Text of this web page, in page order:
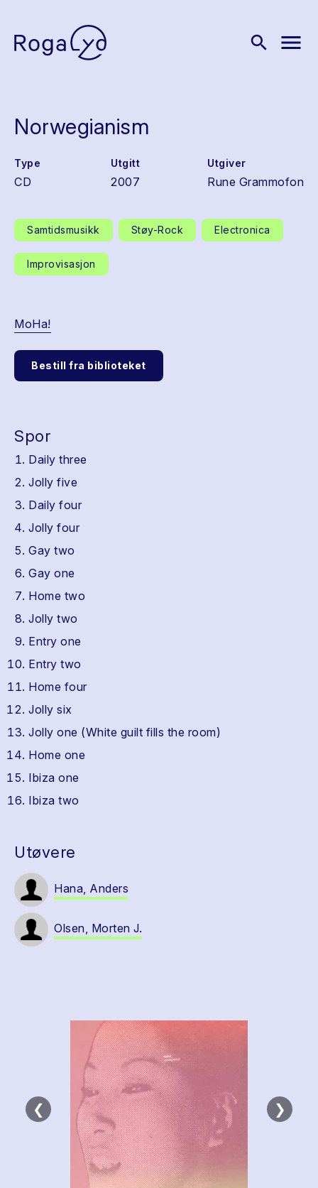
search menu
Norwegianism
Type
CD
Utgitt
2007
Utgiver
Rune Grammofon
Samtidsmusikk Støy-Rock Electronica
Improvisasjon
MoHa!
Bestill fra biblioteket
Spor
Daily three
Jolly five
Daily four
Jolly four
Gay two
Gay one
Home two
Jolly two
Entry one
Entry two
Home four
Jolly six
Jolly one (White guilt fills the room)
Home one
Ibiza one
Ibiza two
Utøvere
Hana, Anders
Olsen, Morten J.
❮ ❯